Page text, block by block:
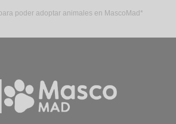
poder adoptar animales en MascoMad*